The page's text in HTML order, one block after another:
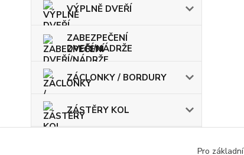
VÝPLNĚ DVEŘÍ
ZABEZPEČENÍ
DVEŘÍ/NÁDRŽE
ZÁCLONKY / BORDURY
ZÁSTĚRY KOL
Pro